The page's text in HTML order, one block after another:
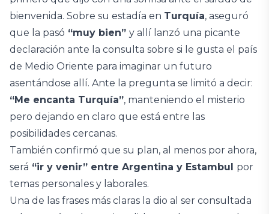
bienvenida. Sobre su estadía en Turquía, aseguró
que la pasó “muy bien” y allí lanzó una picante
declaración ante la consulta sobre si le gusta el país
de Medio Oriente para imaginar un futuro
asentándose allí. Ante la pregunta se limitó a decir:
“Me encanta Turquía”, manteniendo el misterio
pero dejando en claro que está entre las
posibilidades cercanas.
También confirmó que su plan, al menos por ahora,
será “ir y venir” entre Argentina y Estambul por
temas personales y laborales.
Una de las frases más claras la dio al ser consultada